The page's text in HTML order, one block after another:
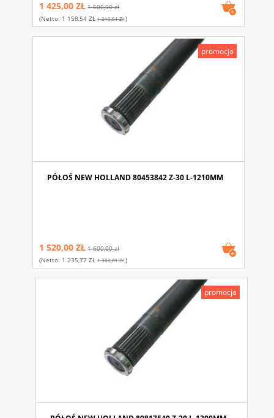
1 425,00 ZŁ 1 500,00 zł
(netto: 1 158,54 ZŁ 1 219,51 Zł)
PÓŁOŚ NEW HOLLAND 80453842 Z-30 L-1210MM
1 520,00 ZŁ 1 600,00 zł
(netto: 1 235,77 ZŁ 1 300,81 Zł)
promocja
promocja